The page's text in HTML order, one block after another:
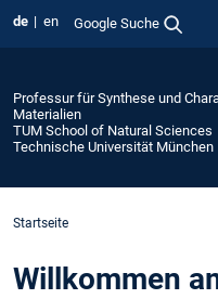
de en Google Suche
Professur für Synthese und
Materialien
TUM School of Natural Sciences
Technische Universität München
Startseite
Willkommen